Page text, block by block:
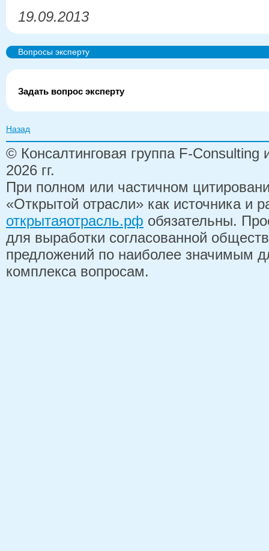
19.09.2013
Вопросы эксперту
Задать вопрос эксперту
Назад
© Консалтинговая группа F-
2026 гг.
При полном или частичном
«Открытой отрасли» как источника и
открытаяотрасль.рф обязательны.
для выработки согласованной
предложений по наиболее значимым
комплекса вопросам.